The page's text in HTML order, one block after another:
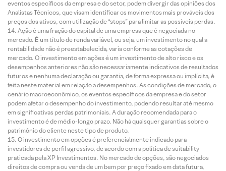
eventos específicos da empresa e do setor, podem divergir das opiniões dos
Analistas Técnicos, que visam identificar os movimentos mais prováveis dos
preços dos ativos, com utilização de “stops” para limitar as possíveis perdas.
Ação é uma fração do capital de uma empresa que é negociada no
mercado. É um título de renda variável, ou seja, um investimento no qual a
rentabilidade não é preestabelecida, varia conforme as cotações de
mercado. O investimento em ações é um investimento de alto risco e os
desempenhos anteriores não são necessariamente indicativos de resultados
futuros e nenhuma declaração ou garantia, de forma expressa ou implícita, é
feita neste material em relação a desempenhos. As condições de mercado, o
cenário macroeconômico, os eventos específicos da empresa e do setor
podem afetar o desempenho do investimento, podendo resultar até mesmo
em significativas perdas patrimoniais. A duração recomendada para o
investimento é de médio-longo prazo. Não há quaisquer garantias sobre o
patrimônio do cliente neste tipo de produto.
O investimento em opções é preferencialmente indicado para
investidores de perfil agressivo, de acordo com a política de suitability
praticada pela XP Investimentos. No mercado de opções, são negociados
direitos de compra ou venda de um bem por preço fixado em data futura,